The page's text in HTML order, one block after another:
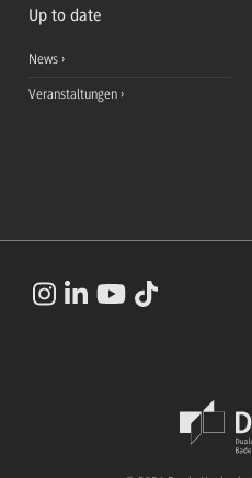
Up to date
News
Veranstaltungen